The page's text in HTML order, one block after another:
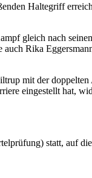
Haltegriff
gleich nach
Rika
mit der
eingestellt hat,
statt, auf